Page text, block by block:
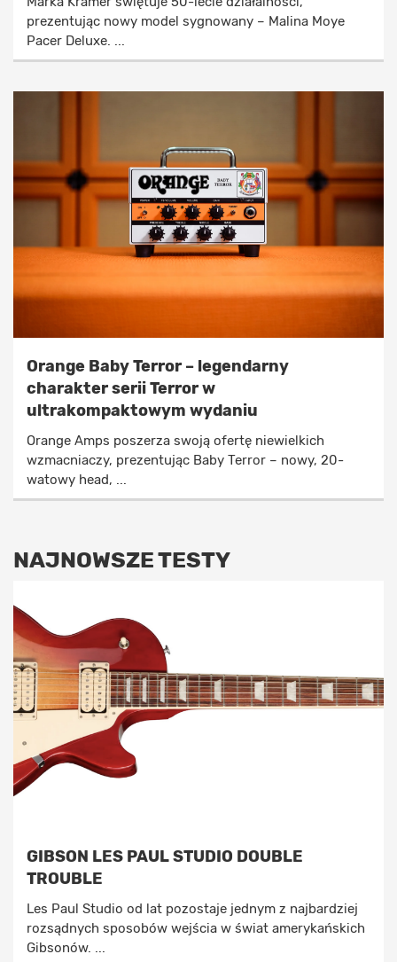
prezentując nowy model sygnowany – Malina Moye
Pacer Deluxe. ...
Orange Baby Terror – legendarny
charakter serii Terror w
ultrakompaktowym wydaniu
Orange Amps poszerza swoją ofertę niewielkich
wzmacniaczy, prezentując Baby Terror – nowy, 20-
watowy head, ...
NAJNOWSZE TESTY
GIBSON LES PAUL STUDIO DOUBLE
TROUBLE
Les Paul Studio od lat pozostaje jednym z najbardziej
rozsądnych sposobów wejścia w świat amerykańskich
Gibsonów. ...